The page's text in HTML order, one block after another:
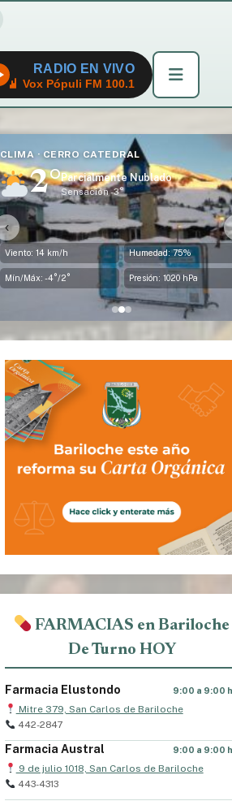
RADIO EN VIVO
Vox Pópuli FM 100.1
CLIMA · DINA HUAPI
4°Parcialmente Nublado
Sensación -4°
Viento: 35 km/h Humedad: 63%
Mín/Máx: -2°/4° Presión: 1019 hPa
‹
FARMACIAS en Bariloche
De Turno HOY
Farmacia Elustondo 9:00 a 9:00
Mitre 379, San Carlos de Bariloche
442-2847
Farmacia Austral 9:00 a 9:00
9 de julio 1018, San Carlos de Bariloche
443-4313